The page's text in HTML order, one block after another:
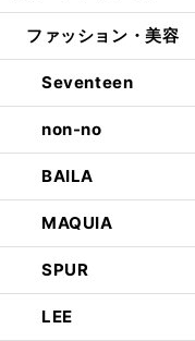
ファッション・美容
Seventeen
non-no
BAILA
MAQUIA
SPUR
LEE